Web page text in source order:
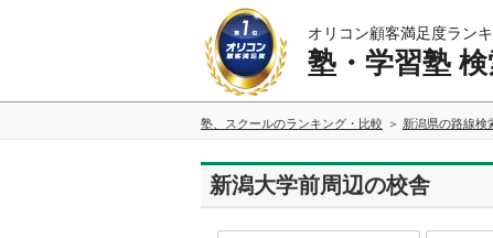
オリコン顧客満足度ラン
塾・学習塾
塾、スクールのランキング・比較 新潟県の路線検
新潟大学前周辺の校舎